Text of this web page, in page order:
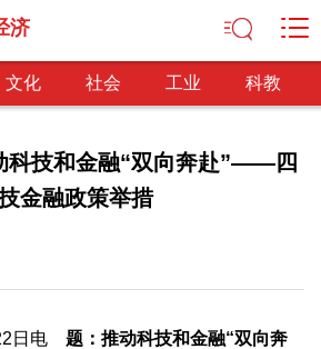
济
文化 社会 工业 科教
科技和金融“双向奔赴”——四
金融政策举措
日电 题：推动科技和金融“双向奔